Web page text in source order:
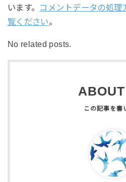
います。 コメントデータの処
覧ください。
No related posts.